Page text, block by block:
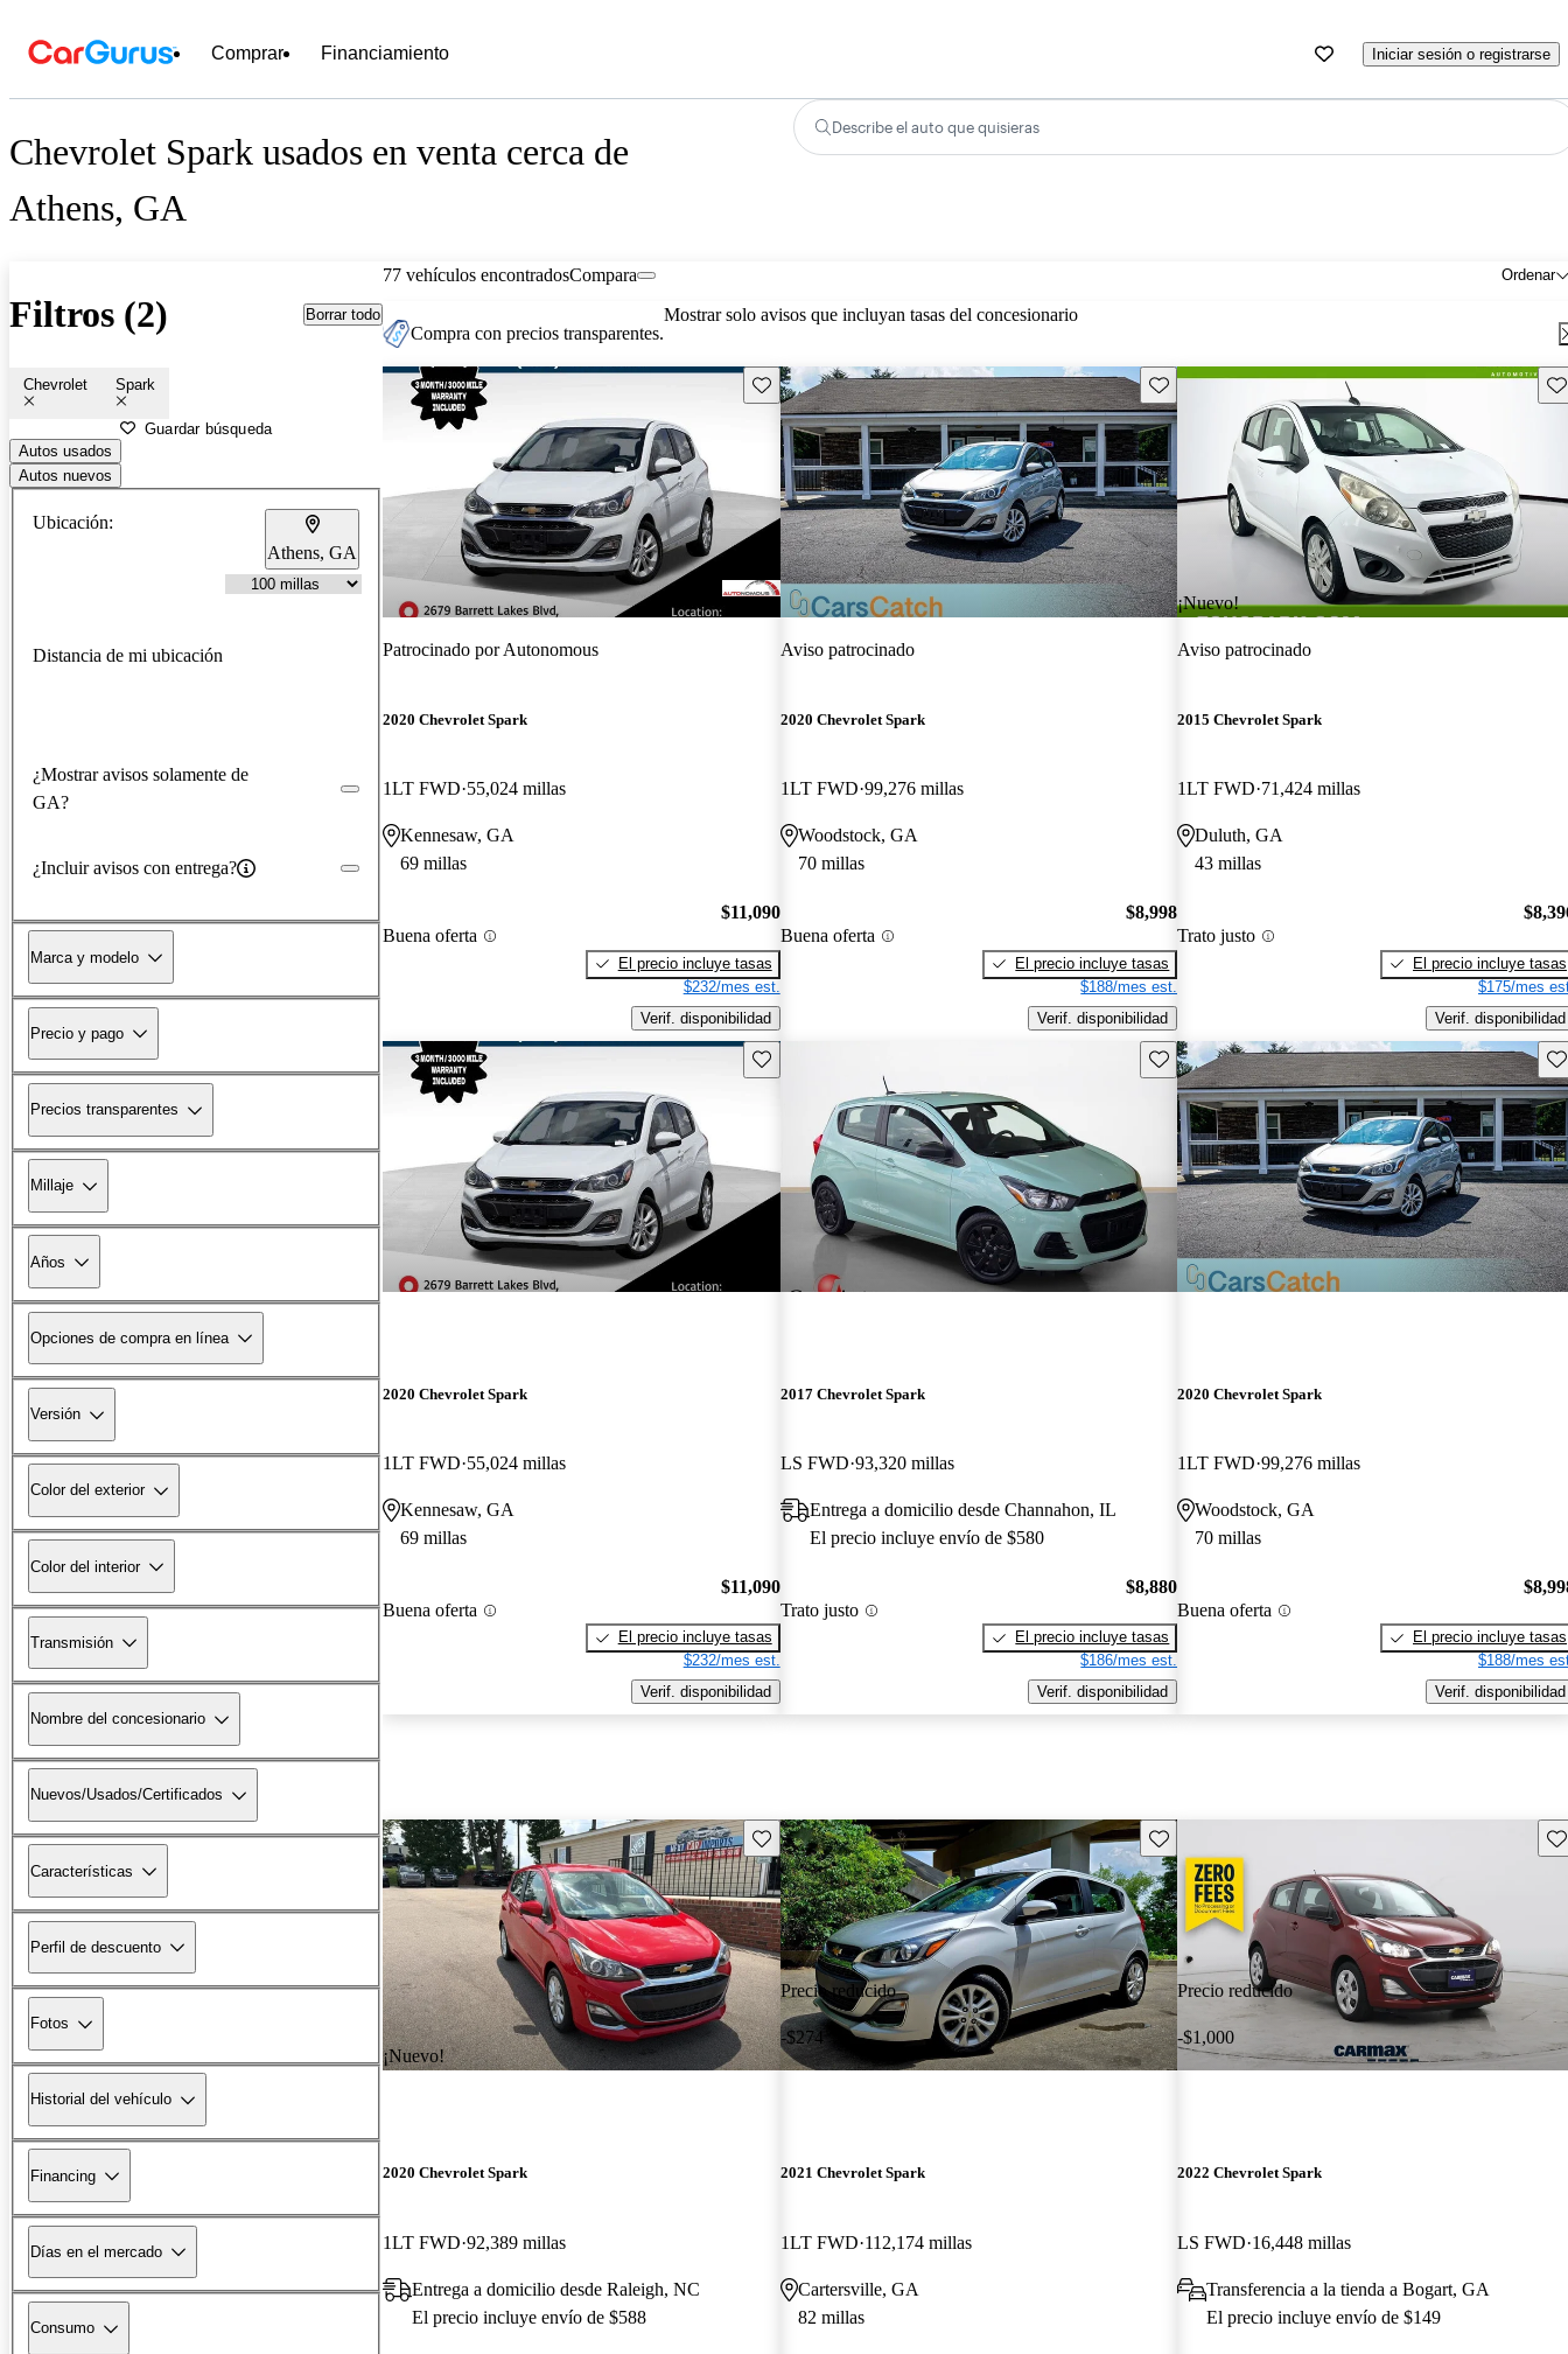
Comprar Financiamiento Iniciar sesión o registrarse
Chevrolet Spark usados en venta cerca de
Athens, GA
Describe el auto que quisieras
Filtros (2) Borrar todo
Chevrolet Spark
Guardar búsqueda
Autos usados
Autos nuevos
Ubicación:
Athens, GA
Distancia de mi ubicación
¿Mostrar avisos solamente de
GA?
¿Incluir avisos con entrega?
Marca y modelo
Precio y pago
Precios transparentes
Millaje
Años
Opciones de compra en línea
Versión
Color del exterior
Color del interior
Transmisión
Nombre del concesionario
Nuevos/Usados/Certificados
Características
Perfil de descuento
Fotos
Historial del vehículo
Financing
Días en el mercado
Consumo
77 vehículos encontrados Ordenar
Compara
Compra con precios transparentes.
Mostrar solo avisos que incluyan tasas del concesionario
Guarda este Aviso
Patrocinado porAutonomous
2020 Chevrolet Spark
1LT FWD 55,024 millas
Kennesaw, GA
69 millas
Buena oferta
$11,090
El precio incluye tasas
$232/mes est.
Verif. disponibilidad
Guarda este Aviso
Aviso patrocinado
2020 Chevrolet Spark
1LT FWD 99,276 millas
Woodstock, GA
70 millas
Buena oferta
$8,998
El precio incluye tasas
$188/mes est.
Verif. disponibilidad
¡Nuevo!
Aviso patrocinado
2015 Chevrolet Spark
1LT FWD 71,424 millas
Duluth, GA
43 millas
Trato justo
El precio incluye tasas
$175/mes
Verif. disponibilidad
Guarda este Aviso
2020 Chevrolet Spark
1LT FWD 55,024 millas
Kennesaw, GA
69 millas
Buena oferta
$11,090
El precio incluye tasas
$232/mes est.
Verif. disponibilidad
Guarda este Aviso
2017 Chevrolet Spark
LS FWD 93,320 millas
Entrega a domicilio desde Channahon, IL
El precio incluye envío de $580
Trato justo
$8,880
El precio incluye tasas
$186/mes est.
Verif. disponibilidad
2020 Chevrolet Spark
1LT FWD 99,276 millas
Woodstock, GA
70 millas
Buena oferta
El precio incluye tasas
$188/mes
Verif. disponibilidad
¡Nuevo!
Guarda este Aviso
2020 Chevrolet Spark
1LT FWD 92,389 millas
Entrega a domicilio desde Raleigh, NC
El precio incluye envío de $588
Precio reducido
-$274
Guarda este Aviso
2021 Chevrolet Spark
1LT FWD 112,174 millas
Cartersville, GA
82 millas
Precio reducido
-$1,000
2022 Chevrolet Spark
LS FWD 16,448 millas
Transferencia a la tienda a Bogart, GA
El precio incluye envío de $149